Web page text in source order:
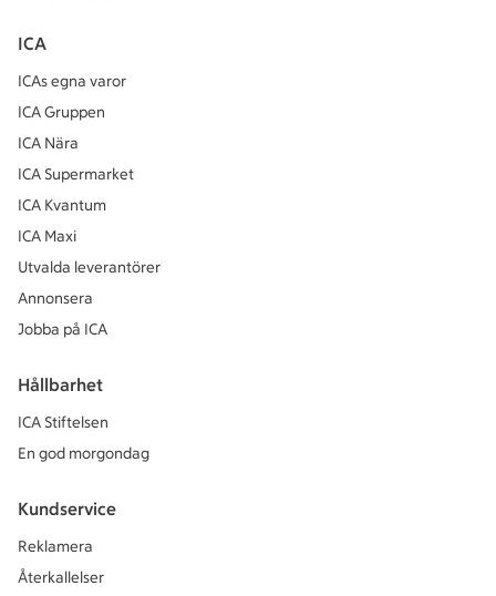
ICA
ICAs egna varor
ICA Gruppen
ICA Nära
ICA Supermarket
ICA Kvantum
ICA Maxi
Utvalda leverantörer
Annonsera
Jobba på ICA
Hållbarhet
ICA Stiftelsen
En god morgondag
Kundservice
Reklamera
Återkallelser